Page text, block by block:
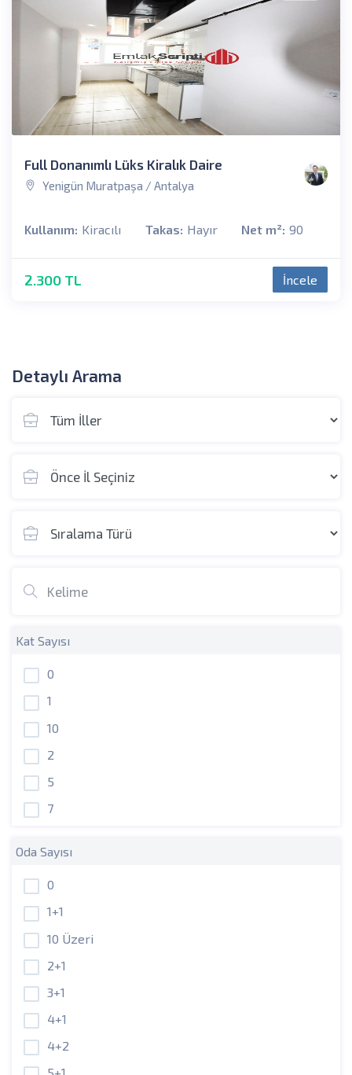
Full Donanımlı Lüks Kiralık Daire
Yenigün Muratpaşa / Antalya
Kullanım: Kiracılı Takas: Hayır Net m²: 90
2.300 TL İncele
Detaylı Arama
Kat Sayısı
0
1
10
2
5
7
Oda Sayısı
0
1+1
10 Üzeri
2+1
3+1
4+1
4+2